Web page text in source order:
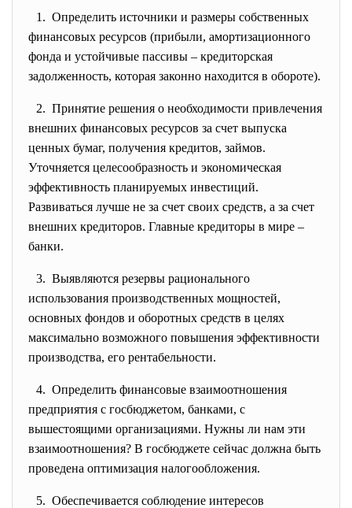
1. Определить источники и размеры собственных
финансовых ресурсов (прибыли, амортизационного
фонда и устойчивые пассивы – кредиторская
задолженность, которая законно находится в обороте).
2. Принятие решения о необходимости привлечения
внешних финансовых ресурсов за счет выпуска
ценных бумаг, получения кредитов, займов.
Уточняется целесообразность и экономическая
эффективность планируемых инвестиций.
Развиваться лучше не за счет своих средств, а за счет
внешних кредиторов. Главные кредиторы в мире –
банки.
3. Выявляются резервы рационального
использования производственных мощностей,
основных фондов и оборотных средств в целях
максимально возможного повышения эффективности
производства, его рентабельности.
4. Определить финансовые взаимоотношения
предприятия с госбюджетом, банками, с
вышестоящими организациями. Нужны ли нам эти
взаимоотношения? В госбюджете сейчас должна быть
проведена оптимизация налогообложения.
5. Обеспечивается соблюдение интересов